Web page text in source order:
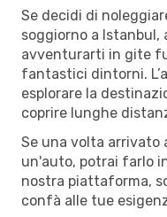
Se decidi di
soggiorno a Istanbul,
avventurarti in gite
fantastici dintorni.
esplorare la
coprire lunghe
Se una volta arrivato
un'auto, potrai farlo
nostra piattaforma,
confà alle tue